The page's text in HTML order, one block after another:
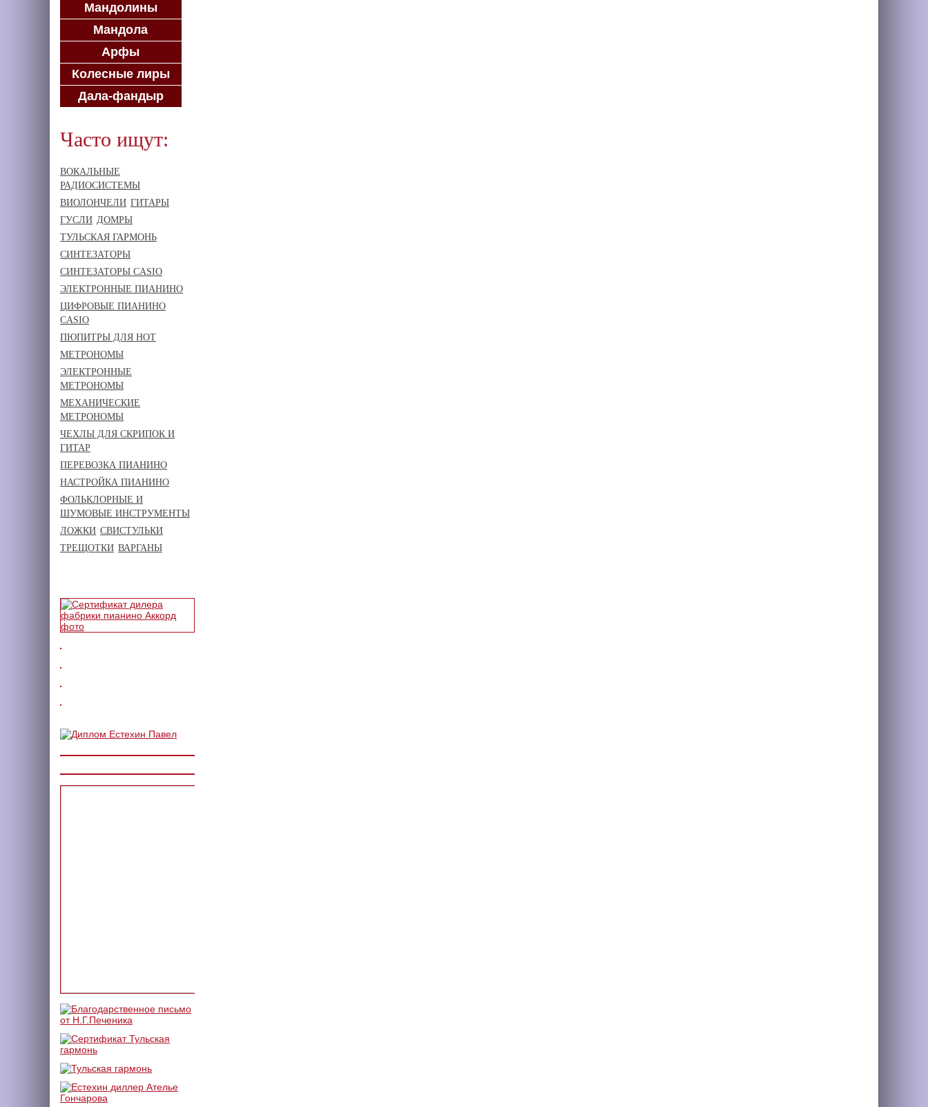
Мандолины
Мандола
Арфы
Колесные лиры
Дала-фандыр
Часто ищут:
ВОКАЛЬНЫЕ
РАДИОСИСТЕМЫ
ВИОЛОНЧЕЛИ ГИТАРЫ
ГУСЛИ ДОМРЫ
ТУЛЬСКАЯ ГАРМОНЬ
СИНТЕЗАТОРЫ
СИНТЕЗАТОРЫ CASIO
ЭЛЕКТРОННЫЕ ПИАНИНО
ЦИФРОВЫЕ ПИАНИНО
CASIO
ПЮПИТРЫ ДЛЯ НОТ
МЕТРОНОМЫ
ЭЛЕКТРОННЫЕ
МЕТРОНОМЫ
МЕХАНИЧЕСКИЕ
МЕТРОНОМЫ
ЧЕХЛЫ ДЛЯ СКРИПОК И
ГИТАР
ПЕРЕВОЗКА ПИАНИНО
НАСТРОЙКА ПИАНИНО
ФОЛЬКЛОРНЫЕ И
ШУМОВЫЕ ИНСТРУМЕНТЫ
ЛОЖКИ СВИСТУЛЬКИ
ТРЕЩОТКИ ВАРГАНЫ